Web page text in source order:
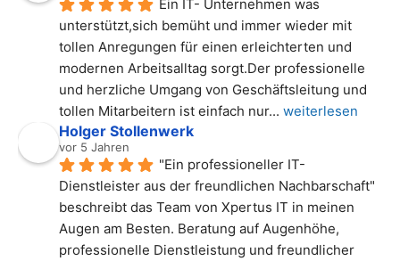
Ein IT- Unternehmen was
unterstützt,sich bemüht und immer wieder mit
tollen Anregungen für einen erleichterten und
modernen Arbeitsalltag sorgt.Der professionelle
und herzliche Umgang von Geschäftsleitung und
tollen Mitarbeitern ist einfach nur... weiterlesen
Holger Stollenwerk
vor 5 Jahren
"Ein professioneller IT-
Dienstleister aus der freundlichen Nachbarschaft"
beschreibt das Team von Xpertus IT in meinen
Augen am Besten. Beratung auf Augenhöhe,
professionelle Dienstleistung und freundlicher